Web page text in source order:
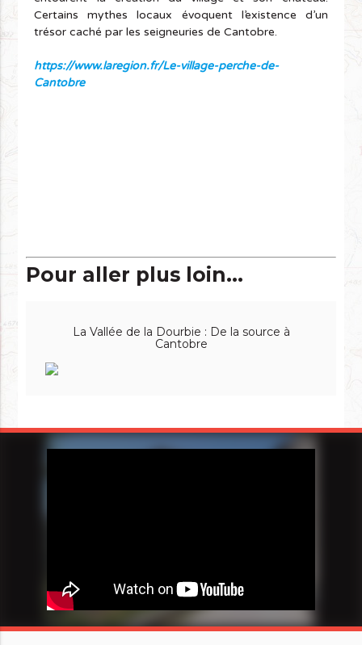
Certains mythes locaux évoquent l’existence d’un
trésor caché par les seigneuries de Cantobre.
https://www.laregion.fr/Le-village-perche-de-
Cantobre
Pour aller plus loin...
La Vallée de la Dourbie : De la source à
Cantobre